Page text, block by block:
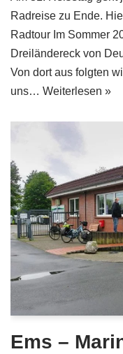
Radreise zu Ende.
Radtour Im Sommer
Dreiländereck von
Von dort aus folgten
uns… Weiterlesen »
Ems –